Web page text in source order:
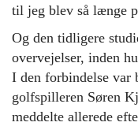
til jeg blev så længe
Og den tidligere
overvejelser, inden
I den forbindelse var
golfspilleren Søren
meddelte allerede